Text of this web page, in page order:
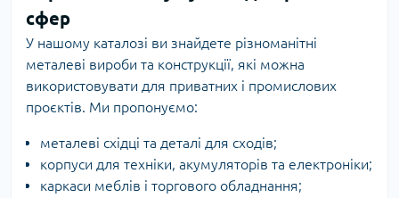
сфер
У нашому каталозі ви знайдете різноманітні
металеві вироби та конструкції, які можна
використовувати для приватних і промислових
проєктів. Ми пропонуємо:
металеві східці та деталі для сходів;
корпуси для техніки, акумуляторів та електроніки;
каркаси меблів і торгового обладнання;